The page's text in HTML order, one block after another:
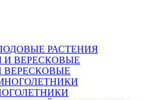
РАСТЕНИЯ
ВЕРЕСКОВЫЕ